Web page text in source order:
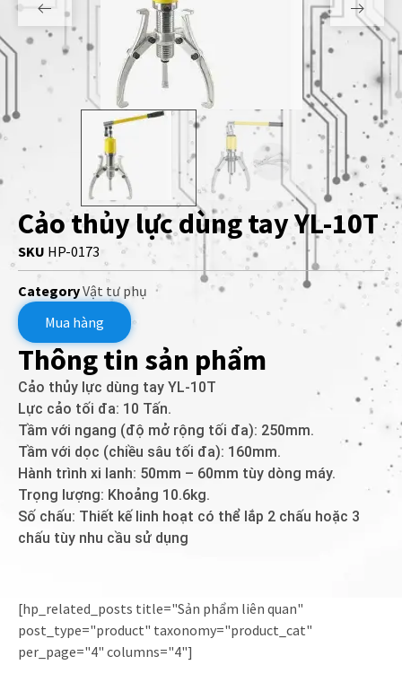
Cảo thủy lực dùng tay YL-10T
SKU HP-0173
CategoryVật tư phụ
Mua hàng
Thông tin sản phẩm
Cảo thủy lực dùng tay YL-10T
Lực cảo tối đa: 10 Tấn.
Tầm với ngang (độ mở rộng tối đa): 250mm.
Tầm với dọc (chiều sâu tối đa): 160mm.
Hành trình xi lanh: 50mm – 60mm tùy dòng máy.
Trọng lượng: Khoảng 10.6kg.
Số chấu: Thiết kế linh hoạt có thể lắp 2 chấu hoặc 3
chấu tùy nhu cầu sử dụng
[hp_related_posts title="Sản phẩm liên quan"
post_type="product" taxonomy="product_cat"
per_page="4" columns="4"]